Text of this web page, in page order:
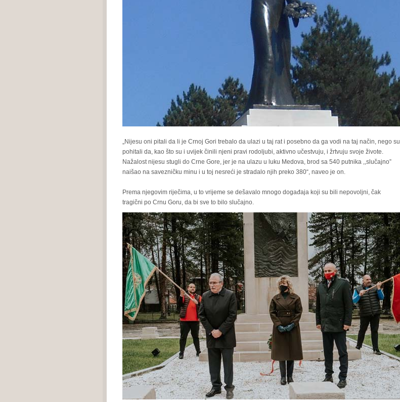
„Nijesu oni pitali da li je Crnoj Gori trebalo da ulazi u taj rat i posebno da ga vodi na taj način, nego su
pohitali da, kao što su i uvijek činili njeni pravi rodoljubi, aktivno učestvuju, i žrtvuju svoje živote.
Nažalost nijesu stugli do Crne Gore, jer je na ulazu u luku Medova, brod sa 540 putnika ,,slučajno”
naišao na savezničku minu i u toj nesreći je stradalo njih preko 380“, naveo je on.
Prema njegovim riječima, u to vrijeme se dešavalo mnogo događaja koji su bili nepovoljni, čak
tragični po Crnu Goru, da bi sve to bilo slučajno.